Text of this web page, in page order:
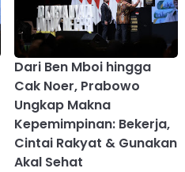
Dari Ben Mboi hingga
Cak Noer, Prabowo
Ungkap Makna
Kepemimpinan: Bekerja,
Cintai Rakyat & Gunakan
Akal Sehat